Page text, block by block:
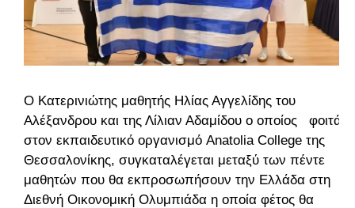
Ο Κατερινιώτης μαθητής Ηλίας Αγγελίδης του
Αλέξανδρου και της Λίλιαν Αδαμίδου ο οποίος φοιτά
στον εκπαιδευτικό οργανισμό Anatolia College της
Θεσσαλονίκης, συγκαταλέγεται μεταξύ των πέντε
μαθητών που θα εκπροσωπήσουν την Ελλάδα στη
Διεθνή Οικονομική Ολυμπιάδα η οποία φέτος θα